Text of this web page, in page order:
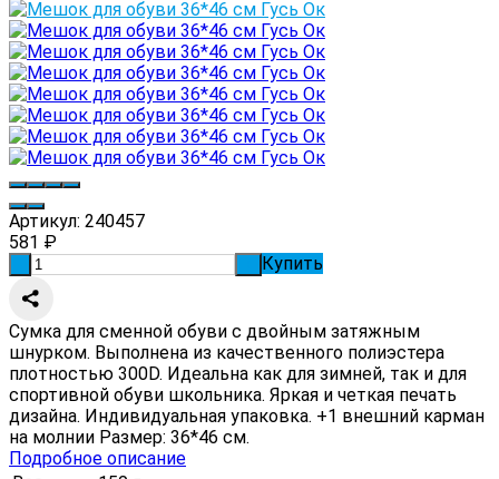
Артикул: 240457
581 ₽
Купить
Сумка для сменной обуви с двойным затяжным
шнурком. Выполнена из качественного полиэстера
плотностью 300D. Идеальна как для зимней, так и для
спортивной обуви школьника. Яркая и четкая печать
дизайна. Индивидуальная упаковка. +1 внешний карман
на молнии Размер: 36*46 см.
Подробное описание